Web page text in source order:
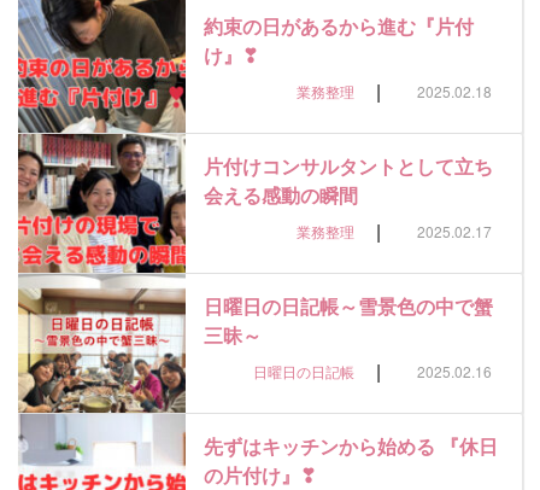
約束の日があるから進む『片付
け』❣
業務整理 | 2025.02.18
片付けコンサルタントとして立ち
会える感動の瞬間
業務整理 | 2025.02.17
日曜日の日記帳～雪景色の中で蟹
三昧～
日曜日の日記帳 | 2025.02.16
先ずはキッチンから始める 『休日
の片付け』❣